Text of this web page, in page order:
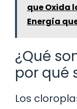
que Oxida
Energía
¿Qué
por qué
Los